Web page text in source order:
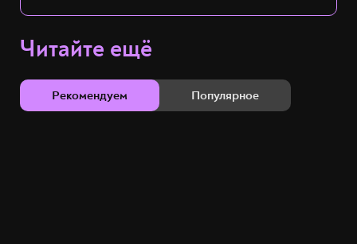
Читайте ещё
Рекомендуем Популярное